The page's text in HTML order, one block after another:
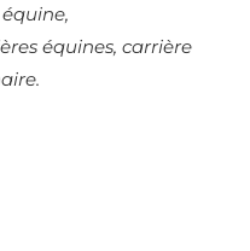
équines, carrière